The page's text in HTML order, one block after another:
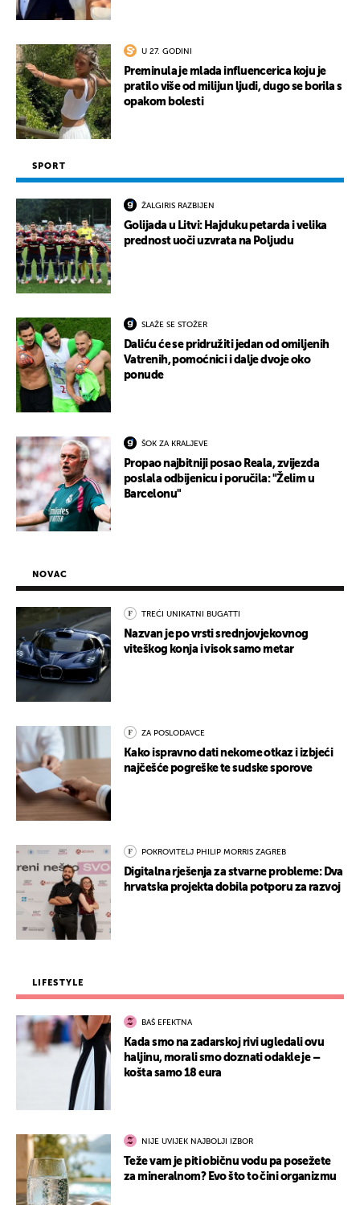
U 27. GODINI
Preminula je mlada influencerica koju je
pratilo više od milijun ljudi, dugo se borila s
opakom bolesti
SPORT
ŽALGIRIS RAZBIJEN
Golijada u Litvi: Hajduku petarda i velika
prednost uoči uzvrata na Poljudu
SLAŽE SE STOŽER
Daliću će se pridružiti jedan od omiljenih
Vatrenih, pomoćnici i dalje dvoje oko
ponude
ŠOK ZA KRALJEVE
Propao najbitniji posao Reala, zvijezda
poslala odbijenicu i poručila: "Želim u
Barcelonu"
NOVAC
TREĆI UNIKATNI BUGATTI
Nazvan je po vrsti srednjovjekovnog
viteškog konja i visok samo metar
ZA POSLODAVCE
Kako ispravno dati nekome otkaz i izbjeći
najčešće pogreške te sudske sporove
POKROVITELJ PHILIP MORRIS ZAGREB
Digitalna rješenja za stvarne probleme: Dva
hrvatska projekta dobila potporu za razvoj
LIFESTYLE
BAŠ EFEKTNA
Kada smo na zadarskoj rivi ugledali ovu
haljinu, morali smo doznati odakle je –
košta samo 18 eura
NIJE UVIJEK NAJBOLJI IZBOR
Teže vam je piti običnu vodu pa posežete
za mineralnom? Evo što to čini organizmu